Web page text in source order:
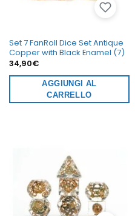
Set 7 FanRoll Dice Set Antique
Copper with Black Enamel (7)
34,90€
AGGIUNGI AL
CARRELLO